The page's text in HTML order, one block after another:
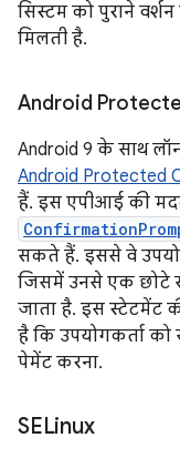
सिस्टम को पुराने
मिलती है.
Android
Android 9 के साथ
Android Protected
हैं. इस एपीआई की
सकते हैं. इससे वे
जिसमें उनसे एक छोटे
जाता है. इस स्टेटमेंट
है कि उपयोगकर्ता
पेमेंट करना.
SELinux